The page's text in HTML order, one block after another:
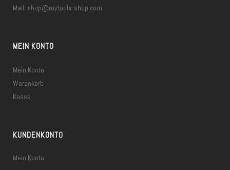
Mail: shop@mytools-shop.com
MEIN KONTO
Mein Konto
Warenkorb
Kasse
KUNDENKONTO
Mein Konto